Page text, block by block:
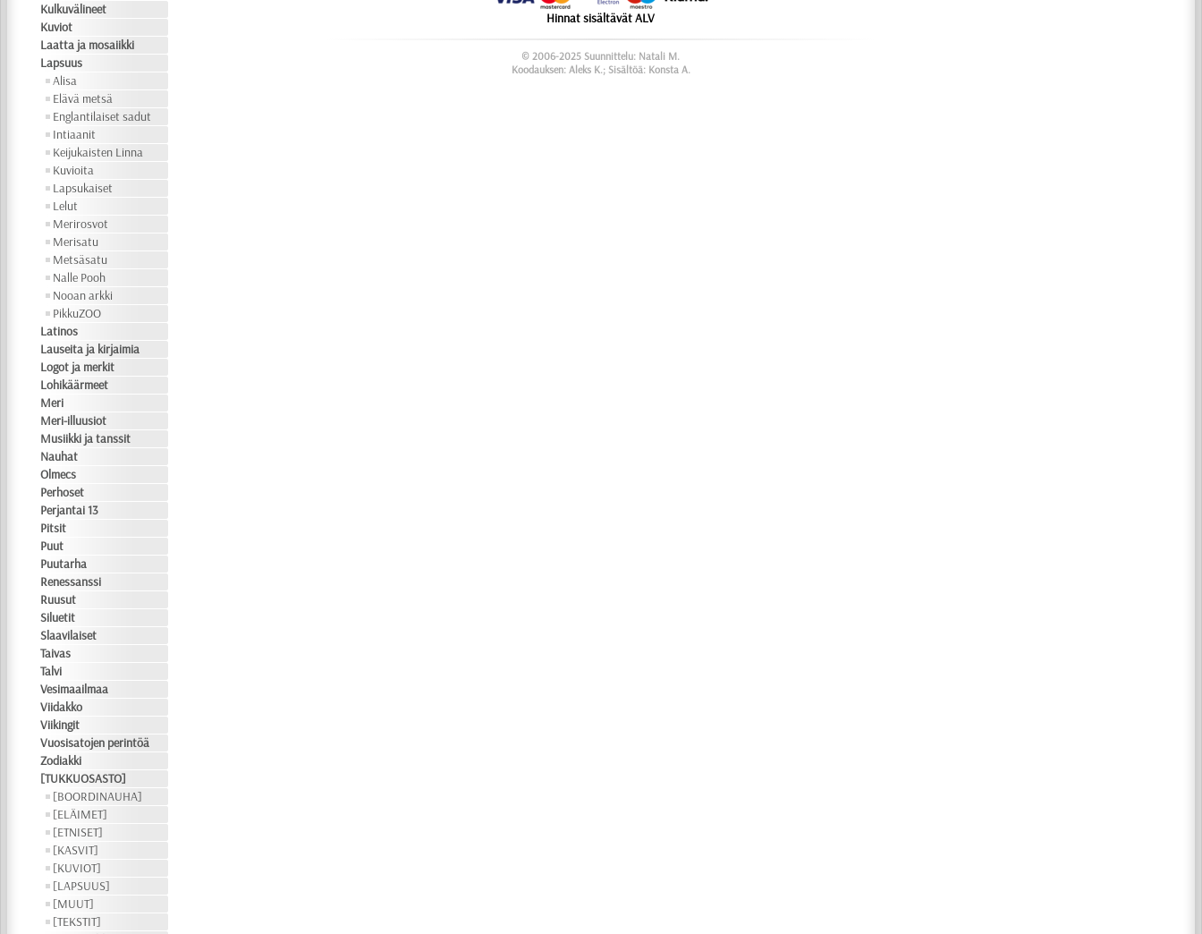
Kulkuvälineet
Kuviot
Laatta ja mosaiikki
Lapsuus
Alisa
Elävä metsä
Englantilaiset sadut
Intiaanit
Keijukaisten Linna
Kuvioita
Lapsukaiset
Lelut
Merirosvot
Merisatu
Metsäsatu
Nalle Pooh
Nooan arkki
PikkuZOO
Latinos
Lauseita ja kirjaimia
Logot ja merkit
Lohikäärmeet
Meri
Meri-illuusiot
Musiikki ja tanssit
Nauhat
Olmecs
Perhoset
Perjantai 13
Pitsit
Puut
Puutarha
Renessanssi
Ruusut
Siluetit
Slaavilaiset
Taivas
Talvi
Vesimaailmaa
Viidakko
Viikingit
Vuosisatojen perintöä
Zodiakki
[TUKKUOSASTO]
[BOORDINAUHA]
[ELÄIMET]
[ETNISET]
[KASVIT]
[KUVIOT]
[LAPSUUS]
[MUUT]
[TEKSTIT]
Hinnat sisältävät ALV
© 2006-2025 Suunnittelu: Natali M.
Koodauksen: Aleks K.; Sisältöä: Konsta A.